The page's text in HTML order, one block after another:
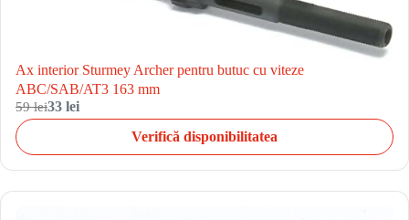
Ax interior Sturmey Archer pentru butuc cu viteze
ABC/SAB/AT3 163 mm
59 lei33 lei
Verifică disponibilitatea